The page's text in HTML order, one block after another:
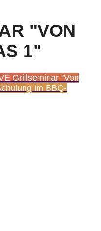
"VON
1"
Grillseminar "Von
im BBQ-